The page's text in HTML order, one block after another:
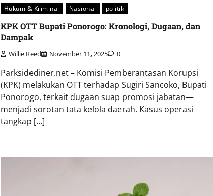
Hukum & Kriminal Nasional politik
KPK OTT Bupati Ponorogo: Kronologi, Dugaan, dan
Dampak
Willie Reed November 11, 2025 0
Parksidediner.net – Komisi Pemberantasan Korupsi
(KPK) melakukan OTT terhadap Sugiri Sancoko, Bupati
Ponorogo, terkait dugaan suap promosi jabatan—
menjadi sorotan tata kelola daerah. Kasus operasi
tangkap […]